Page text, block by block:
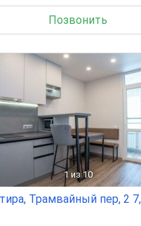
Позвонить
1 из 10
Трамвайный пер, 2 7,